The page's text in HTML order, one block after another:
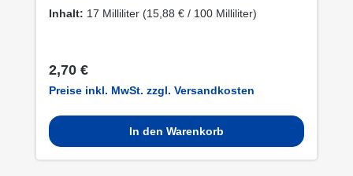
Inhalt: 17 Milliliter (15,88 € / 100 Milliliter)
Regulärer Preis:
2,70 €
Preise inkl. MwSt. zzgl. Versandkosten
In den Warenkorb